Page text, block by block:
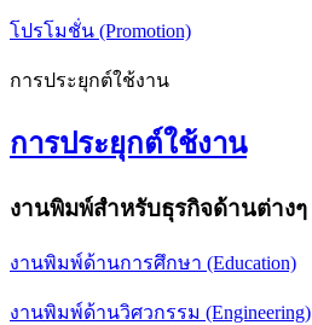
โปรโมชั่น (Promotion)
การประยุกต์ใช้งาน
การประยุกต์ใช้งาน
งานพิมพ์สำหรับธุรกิจด้านต่างๆ
งานพิมพ์ด้านการศึกษา (Education)
งานพิมพ์ด้านวิศวกรรม (Engineering)